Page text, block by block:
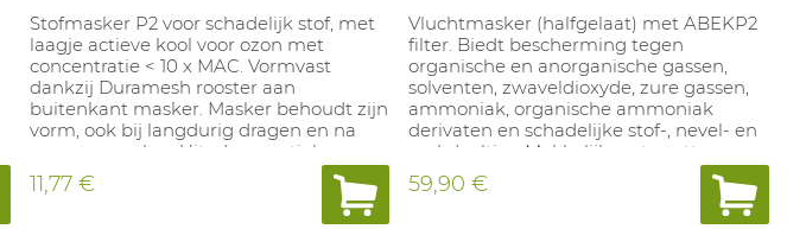
Stofmasker P2 voor schadelijk stof, met
laagje actieve kool voor ozon met
concentratie < 10 x MAC. Vormvast
dankzij Duramesh rooster aan
buitenkant masker. Masker behoudt zijn
vorm, ook bij langdurig dragen en na
vouwen masker. Uitademventiel voor
lagere uitademweerstand en lage C02-
en vochtigheidsgraad in masker. Ventiel
naar onderen gericht om aandampen
11,77 €
Vluchtmasker (halfgelaat) met ABEKP2
filter. Biedt bescherming tegen
organische en anorganische gassen,
solventen, zwaveldioxyde, zure gassen,
ammoniak, organische ammoniak
derivaten en schadelijke stof-, nevel- en
rookdeeltjes. Makkelijk op te zetten.
Gebruiksduur: minstens 15 minuten.
Verpakt in kunststof doos voor riem- of
muurbevestiging. Niet te gebruiken bij
59,90 €